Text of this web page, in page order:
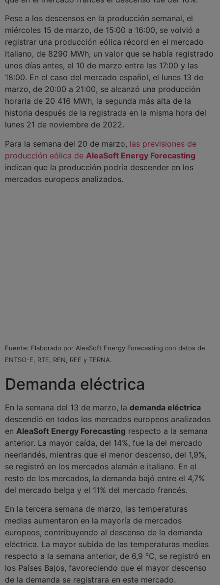
Pese a los descensos en la producción semanal, el
miércoles 15 de marzo, de 15:00 a 16:00, se volvió a
registrar una producción eólica récord en el mercado
italiano, de 8290 MWh, un valor que se había registrado
unos días antes, el 10 de marzo entre las 17:00 y las
18:00. En el caso del mercado español, el lunes 13 de
marzo, de 20:00 a 21:00, se alcanzó una producción
horaria de 20 416 MWh, la segunda más alta de la
historia después de la registrada en la misma hora del
lunes 21 de noviembre de 2022.
Para la semana del 20 de marzo, las previsiones de
producción eólica de AleaSoft Energy Forecasting
indican que la producción podría descender en los
mercados europeos analizados.
Fuente: Elaborado por AleaSoft Energy Forecasting con datos de
ENTSO-E, RTE, REN, REE y TERNA.
Demanda eléctrica
En la semana del 13 de marzo, la demanda eléctrica
descendió en todos los mercados europeos analizados
en AleaSoft Energy Forecasting respecto a la semana
anterior. La mayor caída, del 14%, fue la del mercado
neerlandés, mientras que el menor descenso, del 1,9%,
se registró en los mercados alemán e italiano. En el
resto de los mercados, la demanda bajó entre el 4,7%
del mercado belga y el 11% del mercado francés.
En la tercera semana de marzo, las temperaturas
medias aumentaron en la mayoría de mercados
europeos, contribuyendo al descenso de la demanda
eléctrica. La mayor subida de las temperaturas medias
respecto a la semana anterior, de 6,9 °C, se registró en
los Países Bajos, favoreciendo que el mayor descenso
de la demanda se registrara en este mercado.